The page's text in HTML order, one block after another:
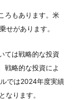
ろもあります。米
せがあります。
ては戦略的な投資
戦略的な投資によ
では2024年度実績
ります。